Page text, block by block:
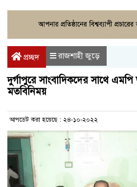
প্রচ্ছদ রাজশাহী জুড়ে
দুর্গাপুরে সাংবাদিকদের সাথে
মতবিনিময়
আপডেট করা হয়েছে : ২৪-১০-২০২২